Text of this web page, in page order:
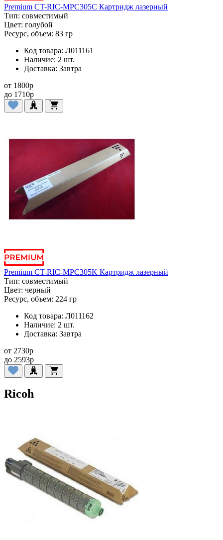
Premium CT-RIC-MPC305C Картридж лазерный
Тип: совместимый
Цвет: голубой
Ресурс, объем: 83 гр
Код товара: Л011161
Наличие: 2 шт.
Доставка: Завтра
от 1800p
до 1710p
Premium CT-RIC-MPC305K Картридж лазерный
Тип: совместимый
Цвет: черный
Ресурс, объем: 224 гр
Код товара: Л011162
Наличие: 2 шт.
Доставка: Завтра
от 2730p
до 2593p
Ricoh